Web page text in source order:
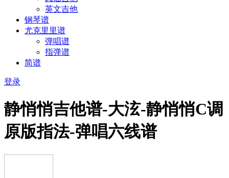
英文吉他
钢琴谱
尤克里里谱
弹唱谱
指弹谱
简谱
登录
静悄悄吉他谱-大泫-静悄悄C调
原版指法-弹唱六线谱